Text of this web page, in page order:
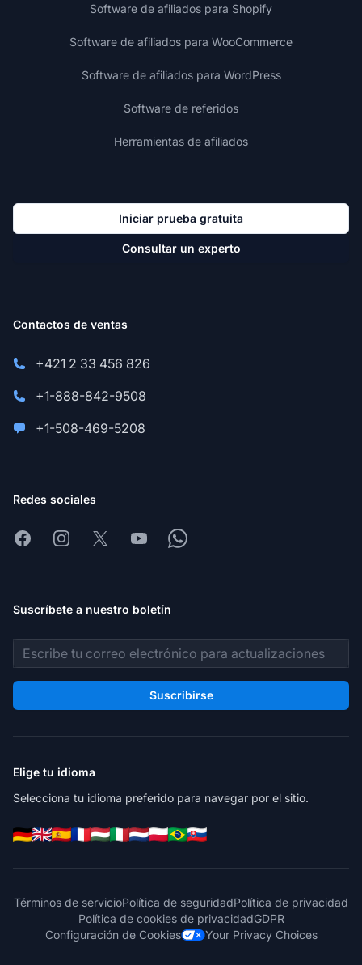
Software de afiliados para Shopify
Software de afiliados para WooCommerce
Software de afiliados para WordPress
Software de referidos
Herramientas de afiliados
Iniciar prueba gratuita
Consultar un experto
Contactos de ventas
+421 2 33 456 826
+1-888-842-9508
+1-508-469-5208
Redes sociales
FacebookInstagram
X YoutubeWhatsapp
Suscríbete a nuestro boletín
Dirección de correo electrónico
Suscribirse
Elige tu idioma
Selecciona tu idioma preferido para navegar por el sitio.
Términos de servicioPolítica de seguridadPolítica de privacidad
Política de cookies de privacidadGDPR
Configuración de Cookies
Your Privacy Choices